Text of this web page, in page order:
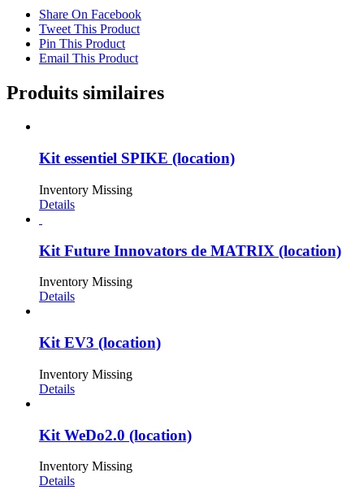
Share On Facebook
Tweet This Product
Pin This Product
Email This Product
Produits similaires
Kit essentiel SPIKE (location)
Inventory Missing
Details
Kit Future Innovators de MATRIX (location)
Inventory Missing
Details
Kit EV3 (location)
Inventory Missing
Details
Kit WeDo2.0 (location)
Inventory Missing
Details